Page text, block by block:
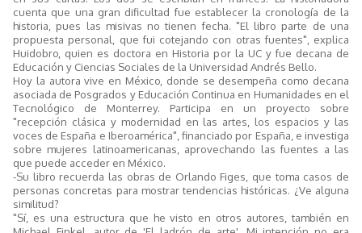
cuenta que una gran dificultad fue establecer la cronología de la
historia, pues las misivas no tienen fecha. "El libro parte de una
propuesta personal, que fui cotejando con otras fuentes", explica
Huidobro, quien es doctora en Historia por la UC y fue decana de
Educación y Ciencias Sociales de la Universidad Andrés Bello.
Hoy la autora vive en México, donde se desempeña como decana
asociada de Posgrados y Educación Continua en Humanidades en el
Tecnológico de Monterrey. Participa en un proyecto sobre
"recepción clásica y modernidad en las artes, los espacios y las
voces de España e Iberoamérica", financiado por España, e investiga
sobre mujeres latinoamericanas, aprovechando las fuentes a las
que puede acceder en México.
-Su libro recuerda las obras de Orlando Figes, que toma casos de
personas concretas para mostrar tendencias históricas. ¿Ve alguna
similitud?
"Sí, es una estructura que he visto en otros autores, también en